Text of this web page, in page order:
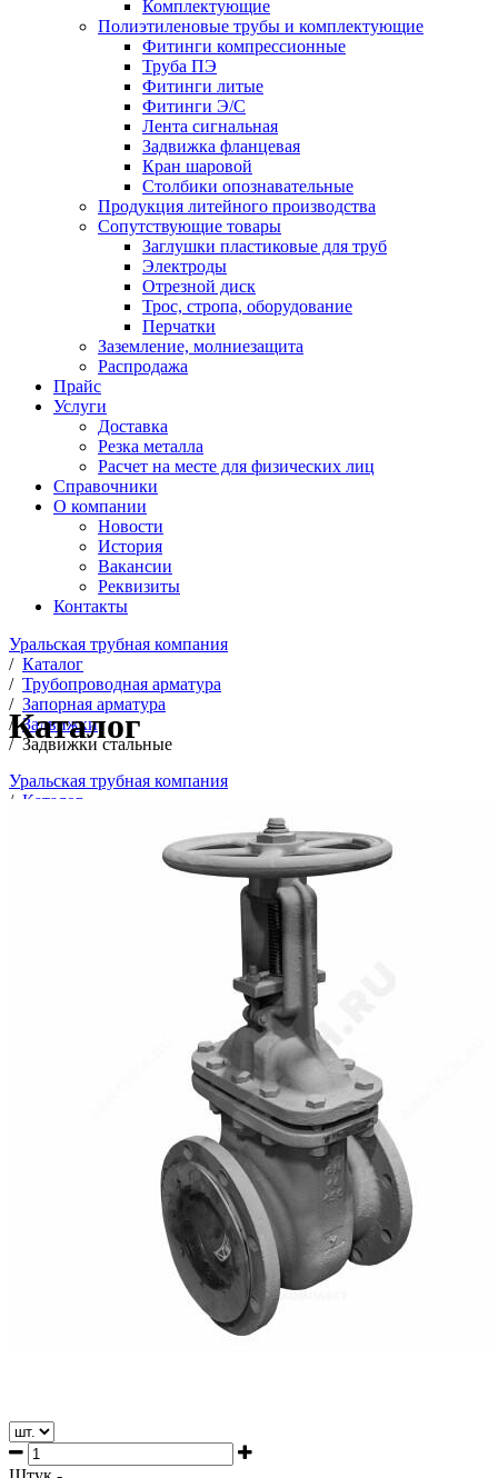
Комплектующие
Полиэтиленовые трубы и комплектующие
Фитинги компрессионные
Труба ПЭ
Фитинги литые
Фитинги Э/С
Лента сигнальная
Задвижка фланцевая
Кран шаровой
Столбики опознавательные
Продукция литейного производства
Сопутствующие товары
Заглушки пластиковые для труб
Электроды
Отрезной диск
Трос, стропа, оборудование
Перчатки
Заземление, молниезащита
Распродажа
Прайс
Услуги
Доставка
Резка металла
Расчет на месте для физических лиц
Справочники
О компании
Новости
История
Вакансии
Реквизиты
Контакты
Уральская трубная компания
/ Каталог
/ Трубопроводная арматура
/ Запорная арматура
/ Задвижки
/ Задвижки стальные
Каталог
Уральская трубная компания
/ Каталог